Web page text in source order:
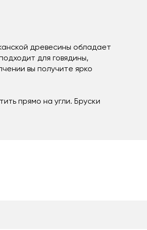
древесины обладает
для говядины,
вы получите ярко
прямо на угли. Бруски